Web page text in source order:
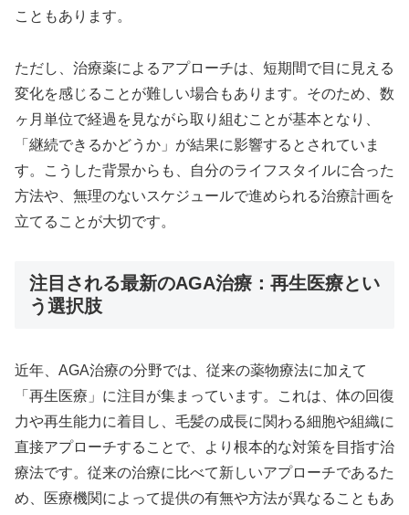
こともあります。
ただし、治療薬によるアプローチは、短期間で目に見える
変化を感じることが難しい場合もあります。そのため、数
ヶ月単位で経過を見ながら取り組むことが基本となり、
「継続できるかどうか」が結果に影響するとされていま
す。こうした背景からも、自分のライフスタイルに合った
方法や、無理のないスケジュールで進められる治療計画を
立てることが大切です。
注目される最新のAGA治療：再生医療とい
う選択肢
近年、AGA治療の分野では、従来の薬物療法に加えて
「再生医療」に注目が集まっています。これは、体の回復
力や再生能力に着目し、毛髪の成長に関わる細胞や組織に
直接アプローチすることで、より根本的な対策を目指す治
療法です。従来の治療に比べて新しいアプローチであるた
め、医療機関によって提供の有無や方法が異なることもあ